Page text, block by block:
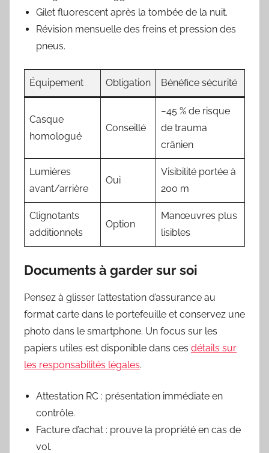
Gilet fluorescent après la tombée de la nuit.
Révision mensuelle des freins et pression des
pneus.
Équipement Obligation Bénéfice sécurité
Casque
homologué
Conseillé
−45 % de risque
de trauma
crânien
Lumières
avant/arrière
Oui
Visibilité portée à
200 m
Clignotants
additionnels
Option
Manœuvres plus
lisibles
Documents à garder sur soi
Pensez à glisser l’attestation d’assurance au
format carte dans le portefeuille et conservez une
photo dans le smartphone. Un focus sur les
papiers utiles est disponible dans ces détails sur
les responsabilités légales.
Attestation RC : présentation immédiate en
contrôle.
Facture d’achat : prouve la propriété en cas de
vol.